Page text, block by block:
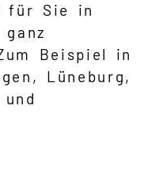
für Sie in
Beispiel in
Lüneburg,